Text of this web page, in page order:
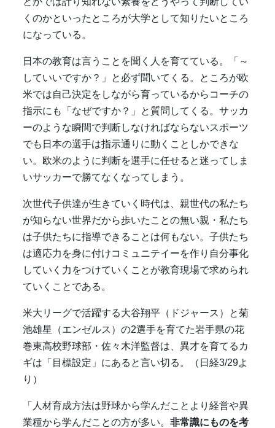
くのかといったところが大学として知りたいところ
になっている。
日本の教育は言うことを聞く人を育てている。「～
していいですか？」と必ず聞いてくる。ところが欧
米では自己決定をしながら育っているからコーチの
指示にも「なぜですか？」と質問してくる。サッカ
ーのような瞬間で判断しなければならないスポーツ
でも日本の選手は指示通りに動くことしかできな
い。欧米のように判断を選手に任せると迷ってしま
いサッカーで勝てなくなってしまう。
次世代子供達が生きていく時代は、親世代の私たち
が知らない世界だから歩いたことの無い親・私たち
は子供たちに指導できることは何もない。子供たち
は適応力を身に付けコミュニテイーを作り自分事化
していく力をつけていくことが教育現場で求められ
ていくことである。
米大リーグで活躍する大谷翔平（ドジャース）と菊
池雄星（エンゼルス）の2選手を育てた岩手県の花
巻東高校野球部・佐々木洋監督は、異才を育てるカ
ギは「目標設定」にあると言い切る。（日経3/29よ
り ）
「人材育成方法は野球から学んだことより経営や異
業種から学んだことの方が多い。非常識にものを考